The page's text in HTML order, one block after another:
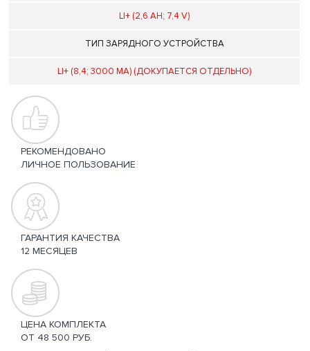
LI+ (2,6 AH; 7,4 V)
ТИП ЗАРЯДНОГО УСТРОЙСТВА
LI+ (8,4; 3000 MA) (ДОКУПАЕТСЯ ОТДЕЛЬНО)
РЕКОМЕНДОВАНО
ЛИЧНОЕ ПОЛЬЗОВАНИЕ
ГАРАНТИЯ КАЧЕСТВА
12 МЕСЯЦЕВ
ЦЕНА КОМПЛЕКТА
ОТ 48 500 РУБ.